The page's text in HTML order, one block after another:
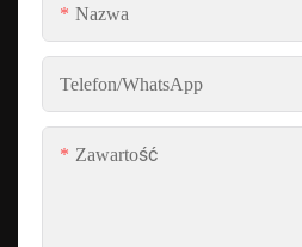
Nazwa
Telefon/WhatsApp
Zawartość